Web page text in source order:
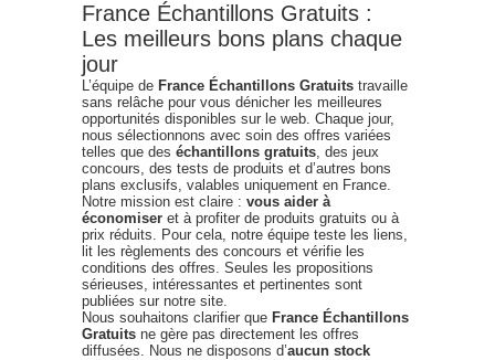
France Échantillons Gratuits :
Les meilleurs bons plans chaque
jour
L’équipe de France Échantillons Gratuits travaille
sans relâche pour vous dénicher les meilleures
opportunités disponibles sur le web. Chaque jour,
nous sélectionnons avec soin des offres variées
telles que des échantillons gratuits, des jeux
concours, des tests de produits et d’autres bons
plans exclusifs, valables uniquement en France.
Notre mission est claire : vous aider à
économiser et à profiter de produits gratuits ou à
prix réduits. Pour cela, notre équipe teste les liens,
lit les règlements des concours et vérifie les
conditions des offres. Seules les propositions
sérieuses, intéressantes et pertinentes sont
publiées sur notre site.
Nous souhaitons clarifier que France Échantillons
Gratuits ne gère pas directement les offres
diffusées. Nous ne disposons d’aucun stock